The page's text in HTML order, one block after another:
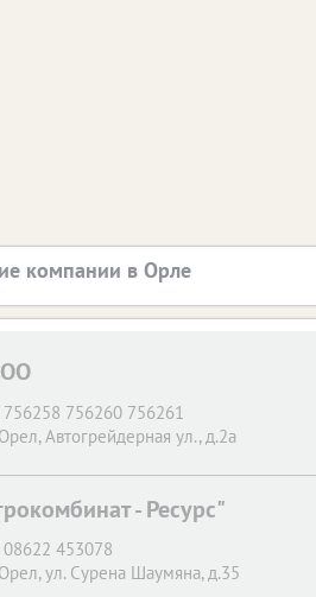
компании в Орле
756258 756260 756261
Автогрейдерная ул., д.2а
- Ресурс"
08622 453078
ул. Сурена Шаумяна, д.35